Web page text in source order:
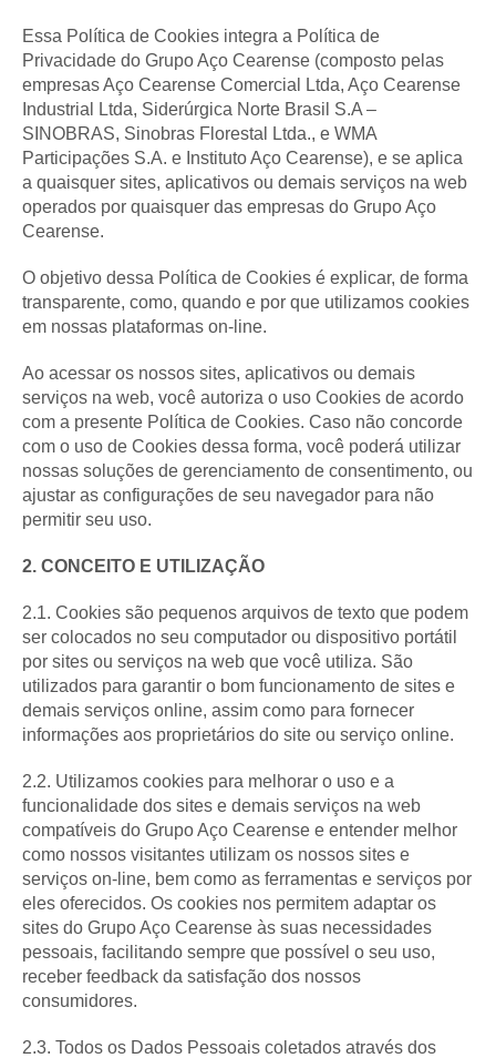
Essa Política de Cookies integra a Política de
Privacidade do Grupo Aço Cearense (composto pelas
empresas Aço Cearense Comercial Ltda, Aço Cearense
Industrial Ltda, Siderúrgica Norte Brasil S.A –
SINOBRAS, Sinobras Florestal Ltda., e WMA
Participações S.A. e Instituto Aço Cearense), e se aplica
a quaisquer sites, aplicativos ou demais serviços na web
operados por quaisquer das empresas do Grupo Aço
Cearense.
O objetivo dessa Política de Cookies é explicar, de forma
transparente, como, quando e por que utilizamos cookies
em nossas plataformas on-line.
Ao acessar os nossos sites, aplicativos ou demais
serviços na web, você autoriza o uso Cookies de acordo
com a presente Política de Cookies. Caso não concorde
com o uso de Cookies dessa forma, você poderá utilizar
nossas soluções de gerenciamento de consentimento, ou
ajustar as configurações de seu navegador para não
permitir seu uso.
2. CONCEITO E UTILIZAÇÃO
2.1. Cookies são pequenos arquivos de texto que podem
ser colocados no seu computador ou dispositivo portátil
por sites ou serviços na web que você utiliza. São
utilizados para garantir o bom funcionamento de sites e
demais serviços online, assim como para fornecer
informações aos proprietários do site ou serviço online.
2.2. Utilizamos cookies para melhorar o uso e a
funcionalidade dos sites e demais serviços na web
compatíveis do Grupo Aço Cearense e entender melhor
como nossos visitantes utilizam os nossos sites e
serviços on-line, bem como as ferramentas e serviços por
eles oferecidos. Os cookies nos permitem adaptar os
sites do Grupo Aço Cearense às suas necessidades
pessoais, facilitando sempre que possível o seu uso,
receber feedback da satisfação dos nossos
consumidores.
2.3. Todos os Dados Pessoais coletados através dos